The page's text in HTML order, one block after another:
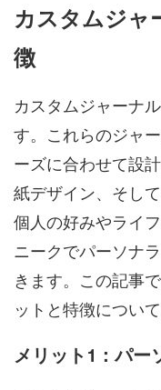
カスタムジャ
徴
カスタムジャーナ
す。これらのジャ
ーズに合わせて設
紙デザイン、そし
個人の好みやライ
ニークでパーソナ
きます。この記事
ットと特徴につい
メリット1：パー